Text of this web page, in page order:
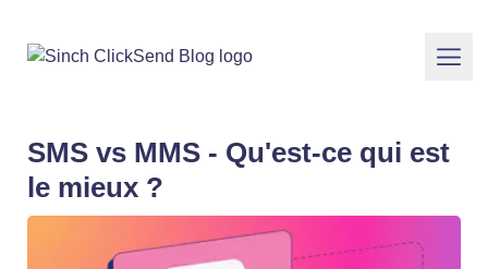
SMS vs MMS - Qu'est-ce qui est
le mieux ?